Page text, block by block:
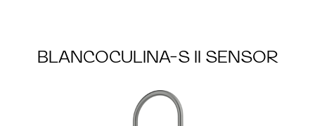
BLANCOCULINA-S II SENSOR